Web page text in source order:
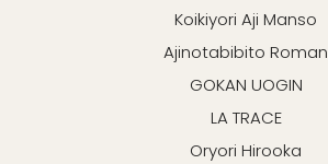
Koikiyori Aji Manso
Ajinotabibito Roman
GOKAN UOGIN
LA TRACE
Oryori Hirooka